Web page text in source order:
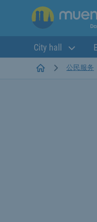
City hall
Startseite公民服务